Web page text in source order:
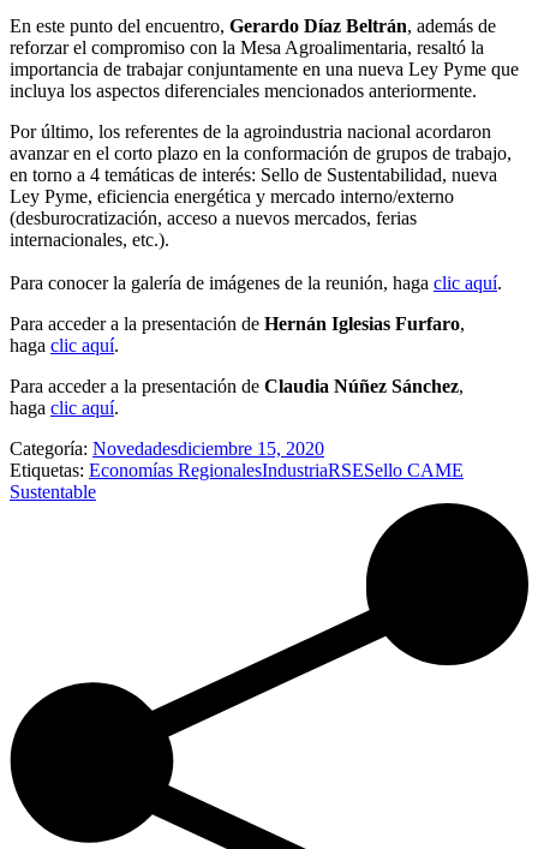
En este punto del encuentro, Gerardo Díaz Beltrán, además de
reforzar el compromiso con la Mesa Agroalimentaria, resaltó la
importancia de trabajar conjuntamente en una nueva Ley Pyme que
incluya los aspectos diferenciales mencionados anteriormente.
Por último, los referentes de la agroindustria nacional acordaron
avanzar en el corto plazo en la conformación de grupos de trabajo,
en torno a 4 temáticas de interés: Sello de Sustentabilidad, nueva
Ley Pyme, eficiencia energética y mercado interno/externo
(desburocratización, acceso a nuevos mercados, ferias
internacionales, etc.).
Para conocer la galería de imágenes de la reunión, haga clic aquí.
Para acceder a la presentación de Hernán Iglesias Furfaro,
haga clic aquí.
Para acceder a la presentación de Claudia Núñez Sánchez,
haga clic aquí.
Categoría: Novedadesdiciembre 15, 2020
Etiquetas: Economías RegionalesIndustriaRSESello CAME
Sustentable